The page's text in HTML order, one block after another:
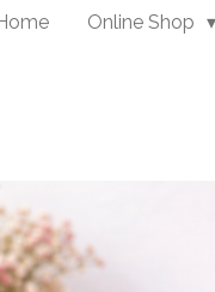
Online Shop